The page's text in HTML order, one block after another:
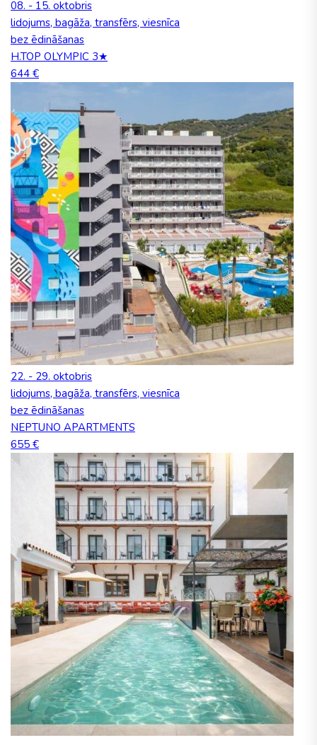
08. - 15. oktobris
lidojums, bagāža, transfērs, viesnīca
bez ēdināšanas
H.TOP OLYMPIC 3★
644 €
22. - 29. oktobris
lidojums, bagāža, transfērs, viesnīca
bez ēdināšanas
NEPTUNO APARTMENTS
655 €